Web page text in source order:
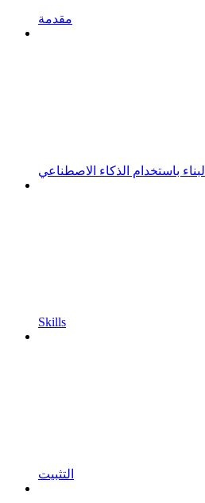
مقدمة
البناء باستخدام الذكاء الاصطناعي
Skills
التثبيت